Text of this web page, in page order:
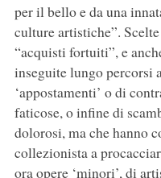
per il bello e da una
culture artistiche”.
“acquisti fortuiti”, e
inseguite lungo percorsi
‘appostamenti’ o di
faticose, o infine di
dolorosi, ma che hanno
collezionista a
ora opere ‘minori’, di